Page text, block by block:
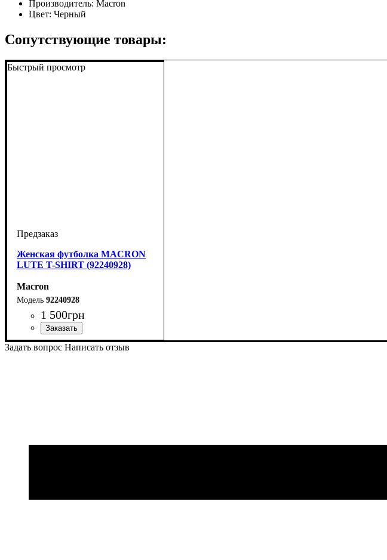
Производитель: Macron
Цвет: Черный
Сопутствующие товары:
Быстрый просмотр
Женская футболка MACRON
LUTE T-SHIRT (92240928)
Macron
92240928
1 500грн
Пол: Женский
Производитель: Macron
Цвет: Черный
Задать вопрос Написать отзыв